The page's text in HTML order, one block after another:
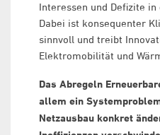
Interessen und Defizite
Dabei ist konsequenter
sinnvoll und treibt
Elektromobilität und
Das Abregeln
allem ein
Netzausbau konkret